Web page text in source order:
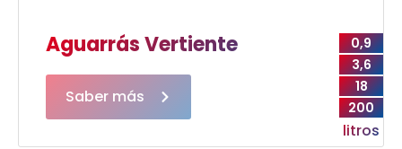
0,9
3,6
18
200
litros
Aguarrás Vertiente
Saber más